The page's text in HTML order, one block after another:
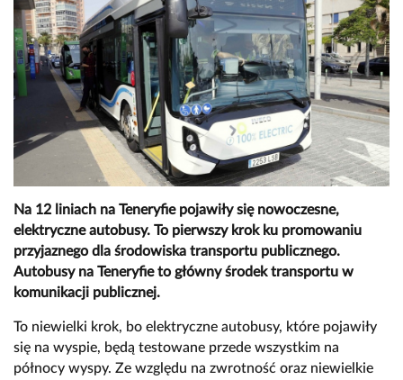
Na 12 liniach na Teneryfie pojawiły się nowoczesne,
elektryczne autobusy. To pierwszy krok ku promowaniu
przyjaznego dla środowiska transportu publicznego.
Autobusy na Teneryfie to główny środek transportu w
komunikacji publicznej.
To niewielki krok, bo elektryczne autobusy, które pojawiły
się na wyspie, będą testowane przede wszystkim na
północy wyspy. Ze względu na zwrotność oraz niewielkie